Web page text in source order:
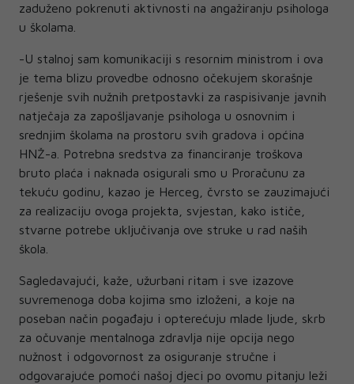
zaduženo pokrenuti aktivnosti na angažiranju psihologa
u školama.
-U stalnoj sam komunikaciji s resornim ministrom i ova
je tema blizu provedbe odnosno očekujem skorašnje
rješenje svih nužnih pretpostavki za raspisivanje javnih
natječaja za zapošljavanje psihologa u osnovnim i
srednjim školama na prostoru svih gradova i općina
HNŽ-a. Potrebna sredstva za financiranje troškova
bruto plaća i naknada osigurali smo u Proračunu za
tekuću godinu, kazao je Herceg, čvrsto se zauzimajući
za realizaciju ovoga projekta, svjestan, kako ističe,
stvarne potrebe uključivanja ove struke u rad naših
škola.
Sagledavajući, kaže, užurbani ritam i sve izazove
suvremenoga doba kojima smo izloženi, a koje na
poseban način pogađaju i opterećuju mlade ljude, skrb
za očuvanje mentalnoga zdravlja nije opcija nego
nužnost i odgovornost za osiguranje stručne i
odgovarajuće pomoći našoj djeci po ovomu pitanju leži